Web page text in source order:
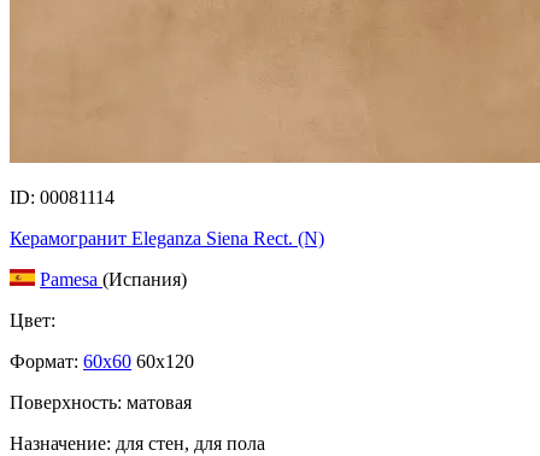
ID: 00081114
Керамогранит Eleganza Siena Rect. (N)
Pamesa (Испания)
Цвет:
Формат: 60x60 60x120
Поверхность: матовая
Назначение: для стен, для пола